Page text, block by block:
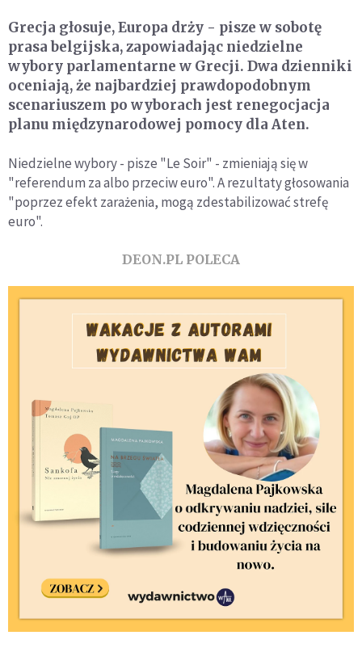
Grecja głosuje, Europa drży - pisze w sobotę
prasa belgijska, zapowiadając niedzielne
wybory parlamentarne w Grecji. Dwa dzienniki
oceniają, że najbardziej prawdopodobnym
scenariuszem po wyborach jest renegocjacja
planu międzynarodowej pomocy dla Aten.
Niedzielne wybory - pisze "Le Soir" - zmieniają się w
"referendum za albo przeciw euro". A rezultaty głosowania
"poprzez efekt zarażenia, mogą zdestabilizować strefę
euro".
DEON.PL POLECA